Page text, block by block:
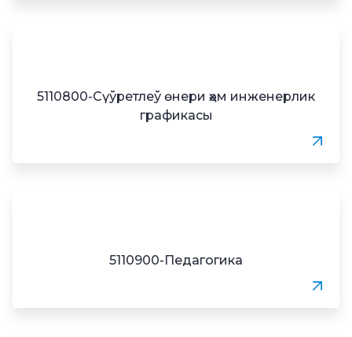
5110800-Сүўретлеў өнери ҳәм инженерлик
графикасы
5110900-Педагогика